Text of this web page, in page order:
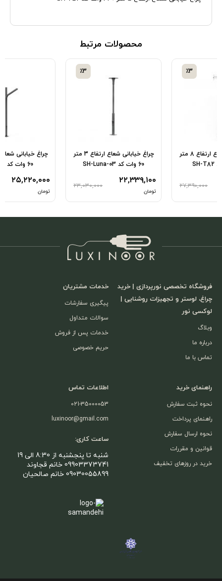
محصولات مرتبط
چراغ خیابانی شعاع ارتفاع 3 متر
۲۳,۰۳۰,۰۰۰
چراغ خیابانی شعاع ارتفاع 3 متر
۲۵,۲۲۰,۰۰۰
تومان
۲۶,۰۰۰,۰۰۰ ۲۶,۲۱۹,۱۰۰
تومان
فروشگاه تخصصی نورپردازی | خرید
چراغ، لوستر و تجهیزات روشنایی |
لوکسی نور
وبلاگ
درباره ما
تماس با ما
خدمات مشتریان
پیگیری سفارشات
سوالات متداول
خدمات پس از فروش
حریم خصوصی
راهنمای خرید
نحوه ثبت سفارش
راهنمای پرداخت
نحوه ارسال سفارش
قوانین و مقررات
خرید در روزهای تخفیف
اطلاعات تماس
021-35000053
luxinoor@gmail.com
ساعت کاری:
شنبه تا پنجشنبه از 8:30 الی 19
09903373741 خانم قجاوند
09030055899 خانم صالحیان